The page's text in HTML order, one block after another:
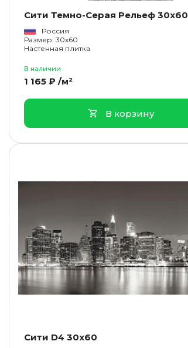
Сити Темно-Серая Рельеф 30x60
Россия
Размер: 30x60
Настенная плитка
В наличии
1 165 ₽ /м²
В корзину
Сити D4 30x60